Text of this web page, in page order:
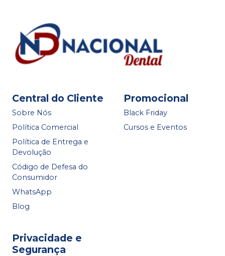
Central do Cliente
Sobre Nós
Política Comercial
Política de Entrega e
Devolução
Código de Defesa do
Consumidor
WhatsApp
Blog
Promocional
Black Friday
Cursos e Eventos
Privacidade e
Segurança